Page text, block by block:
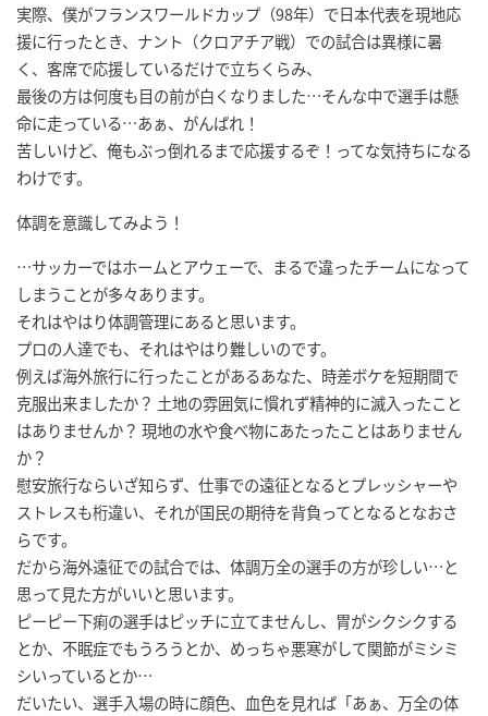
実際、僕がフランスワールドカップ（98年）で日本代表を現地応
援に行ったとき、ナント（クロアチア戦）での試合は異様に暑
く、客席で応援しているだけで立ちくらみ、
最後の方は何度も目の前が白くなりました…そんな中で選手は懸
命に走っている…あぁ、がんばれ！
苦しいけど、俺もぶっ倒れるまで応援するぞ！ってな気持ちになる
わけです。
体調を意識してみよう！
…サッカーではホームとアウェーで、まるで違ったチームになって
しまうことが多々あります。
それはやはり体調管理にあると思います。
プロの人達でも、それはやはり難しいのです。
例えば海外旅行に行ったことがあるあなた、時差ボケを短期間で
克服出来ましたか？ 土地の雰囲気に慣れず精神的に滅入ったこと
はありませんか？ 現地の水や食べ物にあたったことはありません
か？
慰安旅行ならいざ知らず、仕事での遠征となるとプレッシャーや
ストレスも桁違い、それが国民の期待を背負ってとなるとなおさ
らです。
だから海外遠征での試合では、体調万全の選手の方が珍しい…と
思って見た方がいいと思います。
ピーピー下痢の選手はピッチに立てませんし、胃がシクシクする
とか、不眠症でもうろうとか、めっちゃ悪寒がして関節がミシミ
シいっているとか…
だいたい、選手入場の時に顔色、血色を見れば「あぁ、万全の体